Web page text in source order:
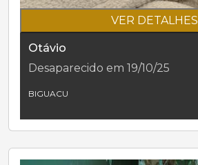
VER DETALHES
Otávio
Desaparecido em 19/10/25
BIGUACU